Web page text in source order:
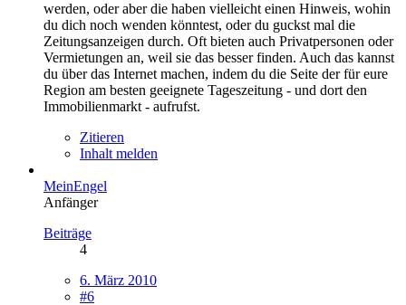
werden, oder aber die haben vielleicht einen Hinweis, wohin
du dich noch wenden könntest, oder du guckst mal die
Zeitungsanzeigen durch. Oft bieten auch Privatpersonen oder
Vermietungen an, weil sie das besser finden. Auch das kannst
du über das Internet machen, indem du die Seite der für eure
Region am besten geeignete Tageszeitung - und dort den
Immobilienmarkt - aufrufst.
Zitieren
Inhalt melden
MeinEngel
Anfänger
Beiträge
4
6. März 2010
#6